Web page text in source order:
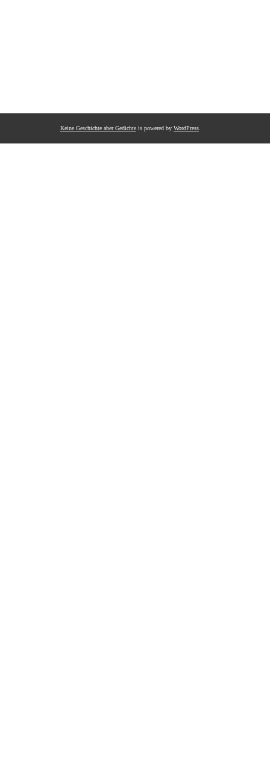
Keine Geschichte aber Gedichte is powered by WordPress